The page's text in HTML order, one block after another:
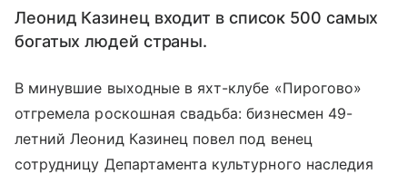
Леонид Казинец входит в список 500 самых
богатых людей страны.
В минувшие выходные в яхт-клубе «Пирогово»
отгремела роскошная свадьба: бизнесмен 49-
летний Леонид Казинец повел под венец
сотрудницу Департамента культурного наследия